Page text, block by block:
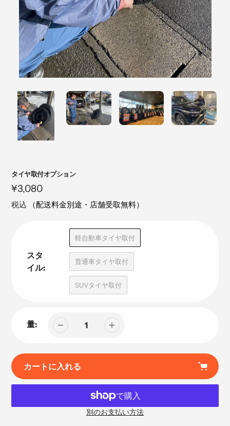
注
目
の
タイヤ取付オプション
定
価
¥3,080
税込 （配送料金別途・店舗受取無料）
スタ
イル:
軽自動車タイヤ取付
普通車タイヤ取付
SUVタイヤ取付
量:
カートに入れる
別のお支払い方法